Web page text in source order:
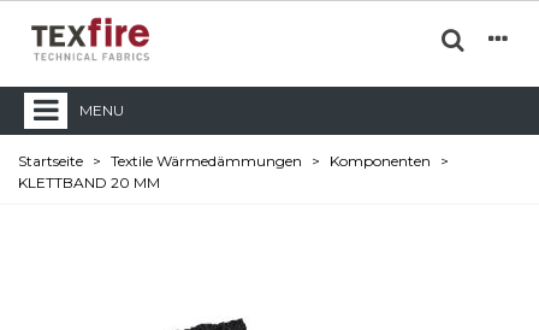
MENU
Startseite > Textile Wärmedämmungen > Komponenten
>
KLETTBAND 20 MM